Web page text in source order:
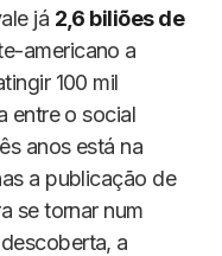
já 2,6 biliões de
americano a
100 mil
entre o social
anos está na
a publicação de
se tornar num
a